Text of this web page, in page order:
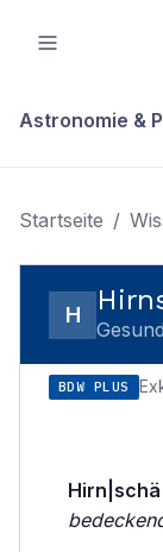
Astronomie &
Startseite /
H
BDW PLUS